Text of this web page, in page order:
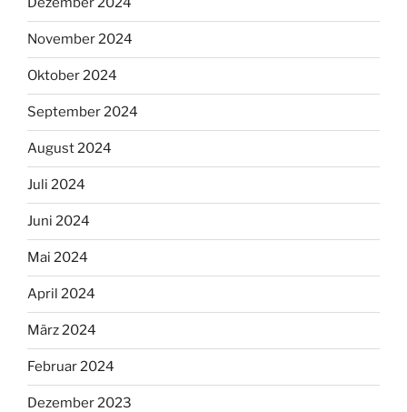
November 2024
Oktober 2024
September 2024
August 2024
Juli 2024
Juni 2024
Mai 2024
April 2024
März 2024
Februar 2024
Dezember 2023